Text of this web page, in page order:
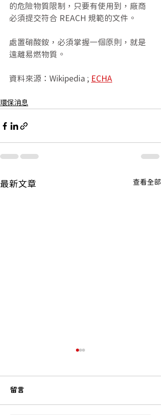
的危險物質限制，只要有使用到，廠商
必須提交符合 REACH 規範的文件。
處置硝酸銨，必須掌握一個原則，就是
遠離易燃物質。
資料來源：Wikipedia ; ECHA
環保消息
最新文章 查看全部
留言